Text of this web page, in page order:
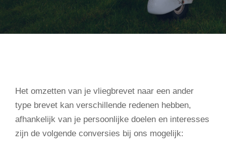
Het omzetten van je vliegbrevet naar een ander
type brevet kan verschillende redenen hebben,
afhankelijk van je persoonlijke doelen en interesses
zijn de volgende conversies bij ons mogelijk: